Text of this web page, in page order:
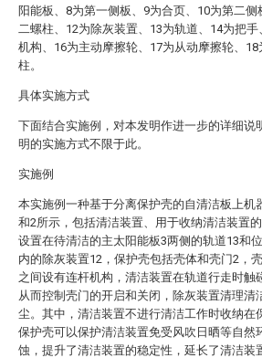
阳能板、8为第一侧板、9为合页、10为第二侧
二螺柱、12为除灰装置、13为轨道、14为把手
机构、16为主动摩擦轮、17为从动摩擦轮、18
柱。
具体实施方式
下面结合实施例，对本发明作进一步的详细说
明的实施方式不限于此。
实施例
本实施例一种基于分离保护壳的自清洁板上机
和2所示，包括清洁装置、用于收纳清洁装置的
设置在待清洁的主太阳能板3两侧的轨道13和
内的除灰装置12，保护壳包括壳体和壳门2，
之间设有连杆机构，清洁装置在轨道行走时触
从而控制壳门的开启和关闭，除灰装置清理清
尘。其中，清洁装置不进行清洁工作时收纳在
保护壳可以保护清洁装置免受风吹日晒等自然
蚀，提升了清洁装置的稳定性，延长了清洁装